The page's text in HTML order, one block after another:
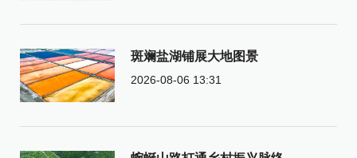
斑斓盐湖铺展大地图景
2026-08-06 13:31